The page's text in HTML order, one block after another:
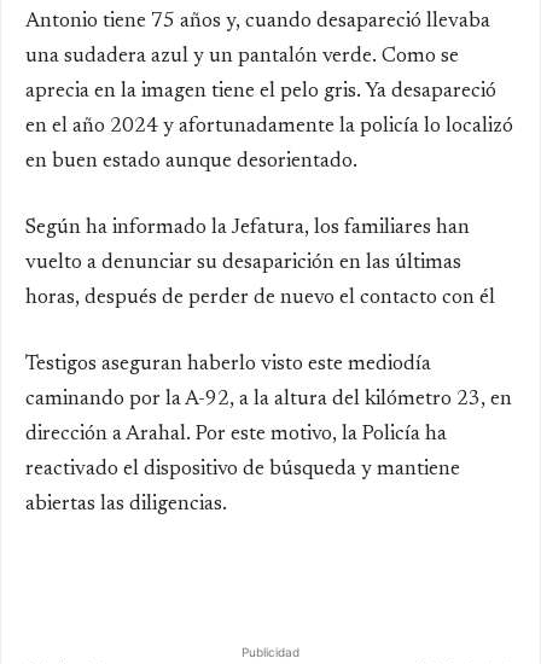
Antonio tiene 75 años y, cuando desapareció llevaba
una sudadera azul y un pantalón verde. Como se
aprecia en la imagen tiene el pelo gris. Ya desapareció
en el año 2024 y afortunadamente la policía lo localizó
en buen estado aunque desorientado.
Según ha informado la Jefatura, los familiares han
vuelto a denunciar su desaparición en las últimas
horas, después de perder de nuevo el contacto con él
Testigos aseguran haberlo visto este mediodía
caminando por la A-92, a la altura del kilómetro 23, en
dirección a Arahal. Por este motivo, la Policía ha
reactivado el dispositivo de búsqueda y mantiene
abiertas las diligencias.
Publicidad